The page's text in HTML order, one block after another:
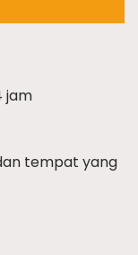
jam
tempat yang